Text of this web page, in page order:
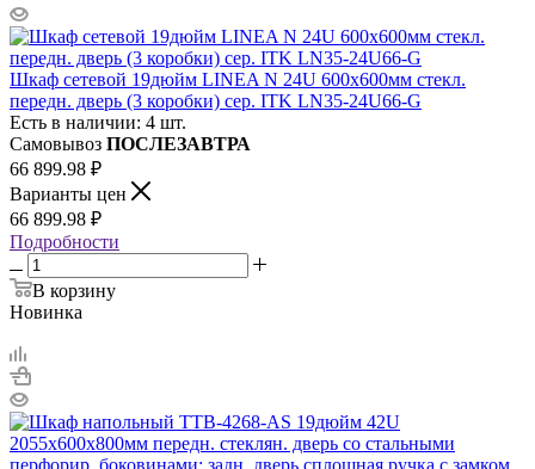
Шкаф сетевой 19дюйм LINEA N 24U 600х600мм стекл.
передн. дверь (3 коробки) сер. ITK LN35-24U66-G
Есть в наличии: 4 шт.
Самовывоз ПОСЛЕЗАВТРА
66 899.98 ₽
Варианты цен
66 899.98 ₽
Подробности
В корзину
Новинка